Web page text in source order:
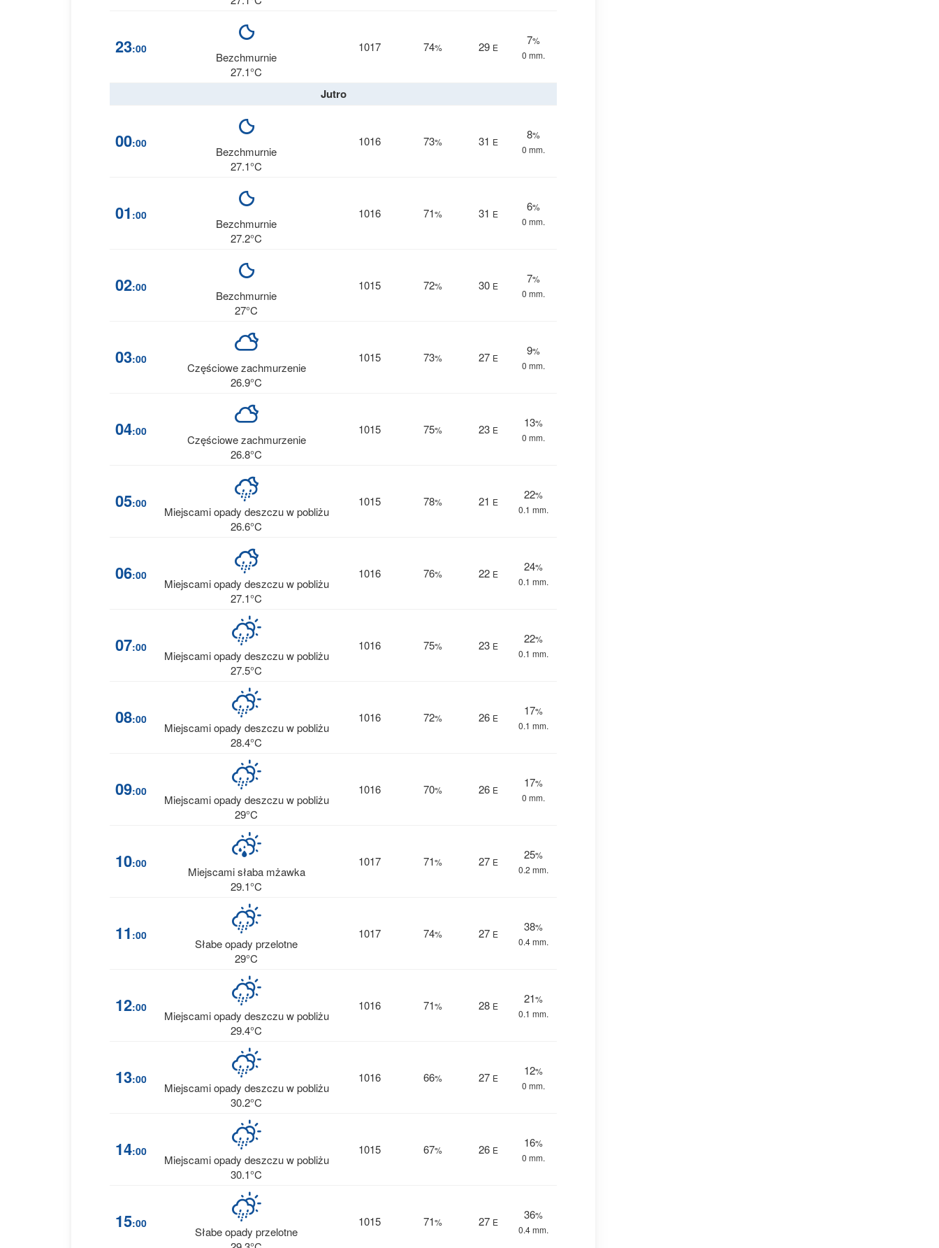
23:00
Bezchmurnie
27.1°C
1017 74% 29 E
7%
0 mm.
Jutro
00:00
Bezchmurnie
27.1°C
1016 73% 31 E
8%
0 mm.
01 :00
Bezchmurnie
27.2°C
1016 71% 31 E
6%
0 mm.
02:00
Bezchmurnie
27°C
1015 72% 30 E
7%
0 mm.
03:00
Częściowe zachmurzenie
26.9°C
1015 73% 27 E
9%
0 mm.
04:00
Częściowe zachmurzenie
26.8°C
1015 75% 23 E
13%
0 mm.
05:00
Miejscami opady deszczu w pobliżu
26.6°C
1015 78% 21 E
22%
0.1 mm.
06:00
Miejscami opady deszczu w pobliżu
27.1°C
1016 76% 22 E
24%
0.1 mm.
07:00
Miejscami opady deszczu w pobliżu
27.5°C
1016 75% 23 E
22%
0.1 mm.
08:00
Miejscami opady deszczu w pobliżu
28.4°C
1016 72% 26 E
17%
0.1 mm.
09:00
Miejscami opady deszczu w pobliżu
29°C
1016 70% 26 E
17%
0 mm.
10:00
Miejscami słaba mżawka
29.1°C
1017 71% 27 E
25%
0.2 mm.
11 :00
Słabe opady przelotne
29°C
1017 74% 27 E
38%
0.4 mm.
12:00
Miejscami opady deszczu w pobliżu
29.4°C
1016 71% 28 E
21%
0.1 mm.
13:00
Miejscami opady deszczu w pobliżu
30.2°C
1016 66% 27 E
12%
0 mm.
14:00
Miejscami opady deszczu w pobliżu
30.1°C
1015 67% 26 E
16%
0 mm.
15:00
Słabe opady przelotne
1015 71% 27 E
36%
0.4 mm.